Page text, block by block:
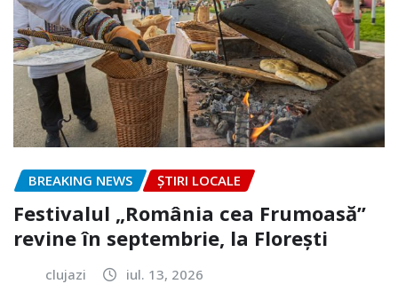
BREAKING NEWS ȘTIRI LOCALE
Festivalul „România cea Frumoasă”
revine în septembrie, la Florești
clujazi iul. 13, 2026